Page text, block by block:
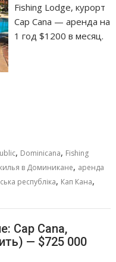
Fishing Lodge, курорт
Cap Cana — аренда на
1 год $1200 в месяц.
, Dominicana, Fishing
в Доминикане, аренда
республіка, Кап Кана,
Cap Cana,
— $725 000